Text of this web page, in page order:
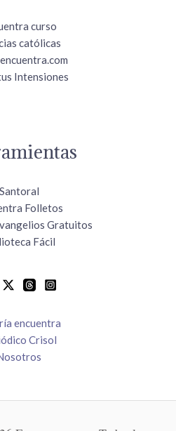
curso
católicas
Intensiones
Santoral
Folletos
Gratuitos
Fácil
encuentra
Crisol